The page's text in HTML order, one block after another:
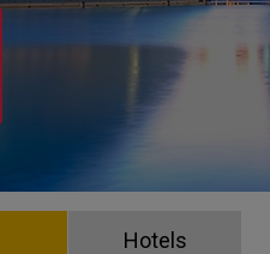
Hotels